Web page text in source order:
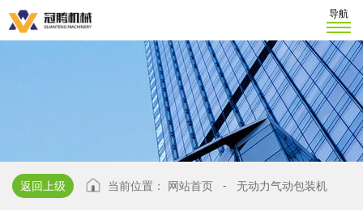
导航
返回上级 当前位置： 网站首页 - 无动力气动包装机